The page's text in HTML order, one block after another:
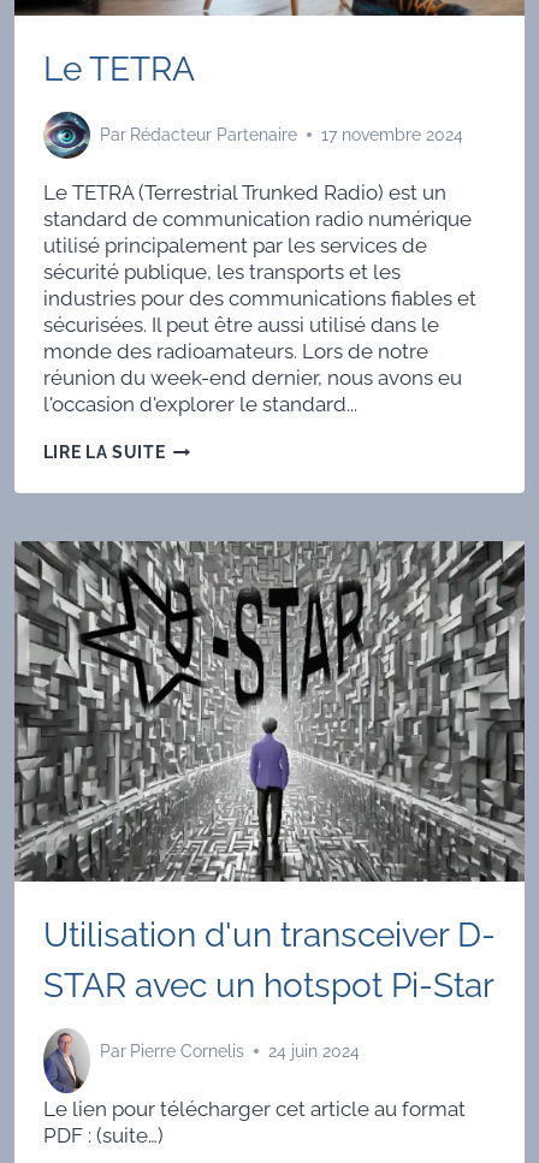
Le TETRA
Par Rédacteur Partenaire 17 novembre 2024
Le TETRA (Terrestrial Trunked Radio) est un
standard de communication radio numérique
utilisé principalement par les services de
sécurité publique, les transports et les
industries pour des communications fiables et
sécurisées. Il peut être aussi utilisé dans le
monde des radioamateurs. Lors de notre
réunion du week-end dernier, nous avons eu
l'occasion d'explorer le standard...
LIRE LA SUITELE
Utilisation d'un transceiver D-
STAR avec un hotspot Pi-Star
Par Pierre Cornelis 24 juin 2024
Le lien pour télécharger cet article au format
PDF : (suite…)